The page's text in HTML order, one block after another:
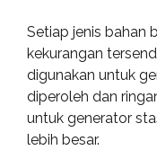
Setiap jenis bahan
kekurangan
digunakan untuk
diperoleh dan
untuk generator
lebih besar.